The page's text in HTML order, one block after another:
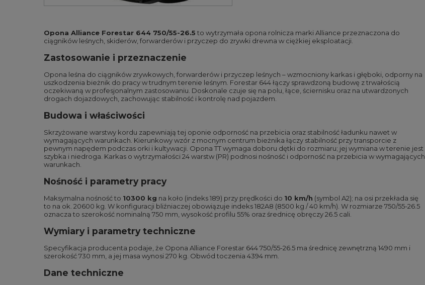
Opona Alliance Forestar 644 750/55-26.5 to wytrzymała opona rolnicza marki Alliance przeznaczona do
ciągników leśnych, skiderów, forwarderów i przyczep do zrywki drewna w ciężkiej eksploatacji.
Zastosowanie i przeznaczenie
Opona leśna do ciągników zrywkowych, forwarderów i przyczep leśnych – wzmocniony karkas i głęboki, odporny na
uszkodzenia bieżnik do pracy w trudnym terenie leśnym. Forestar 644 łączy sprawdzoną budowę z trwałością
oczekiwaną w profesjonalnym zastosowaniu. Doskonale czuje się na polu, łące, ściernisku oraz na utwardzonych
drogach dojazdowych, zachowując stabilność i kontrolę nad pojazdem.
Budowa i właściwości
Skrzyżowane warstwy kordu zapewniają tej oponie odporność na przebicia oraz stabilność ładunku nawet w
wymagających warunkach. Kierunkowy wzór z mocnym centrum bieżnika łączy stabilność przy transporcie z
pewnym napędem podczas orki i kultywacji. Opona TT wymaga doboru dętki do rozmiaru; jej wymiana w terenie jest
szybka i niedroga. Karkas o wytrzymałości 24 warstw (PR) podnosi nośność i odporność na przebicia w wymagających
warunkach.
Nośność i parametry pracy
Maksymalna nośność to 10300 kg na koło (indeks 189) przy prędkości do 10 km/h (symbol A2); na osi przekłada się
to na ok. 20600 kg. W konfiguracji bliźniaczej obowiązuje indeks 182A8 (8500 kg / 40 km/h). W rozmiarze 750/55-26.5
oznacza to szerokość nominalną 750 mm, wysokość profilu 55% oraz średnicę obręczy 26.5 cali.
Wymiary i parametry techniczne
Specyfikacja producenta podaje, że Opona Alliance Forestar 644 750/55-26.5 ma średnicę zewnętrzną 1490 mm i
szerokość 730 mm, a jej masa wynosi 270 kg. Obwód toczenia 4394 mm.
Dane techniczne